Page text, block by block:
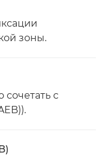
зоны.
сочетать с